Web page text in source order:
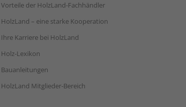
Vorteile der HolzLand-Fachhändler
HolzLand – eine starke Kooperation
Ihre Karriere bei HolzLand
Holz-Lexikon
Bauanleitungen
HolzLand Mitglieder-Bereich